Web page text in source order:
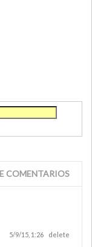
COMENTARIOS
5/9/15, 1:26 delete